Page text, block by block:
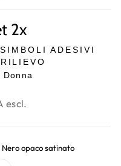
2x
ADESIVI
Donna
escl.
Nero opaco satinato